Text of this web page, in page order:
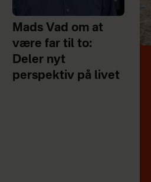
Mads Vad om at
være far til to:
Deler nyt
perspektiv på livet